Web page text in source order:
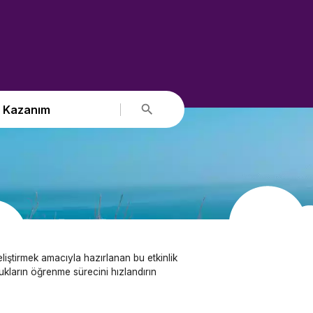
Kazanım
amacıyla hazırlanan bu etkinlik
öğrenme sürecini hızlandırın